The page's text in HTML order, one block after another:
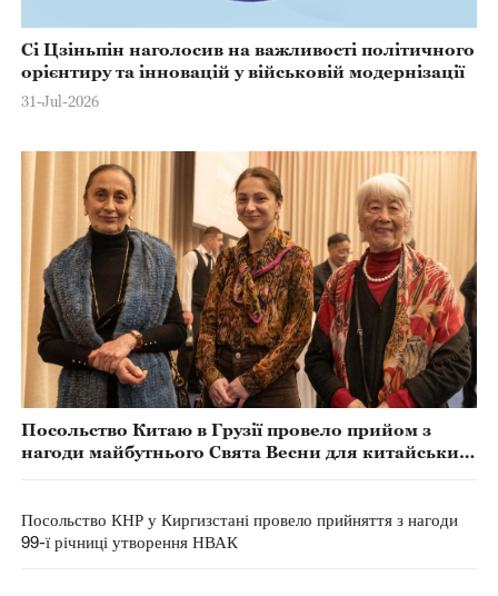
Сі Цзіньпін наголосив на важливості політичного
орієнтиру та інновацій у військовій модернізації
31-Jul-2026
Посольство Китаю в Грузії провело прийом з
нагоди майбутнього Свята Весни для китайських
Посольство КНР у Киргизстані провело прийняття з нагоди
99-ї річниці утворення НВАК